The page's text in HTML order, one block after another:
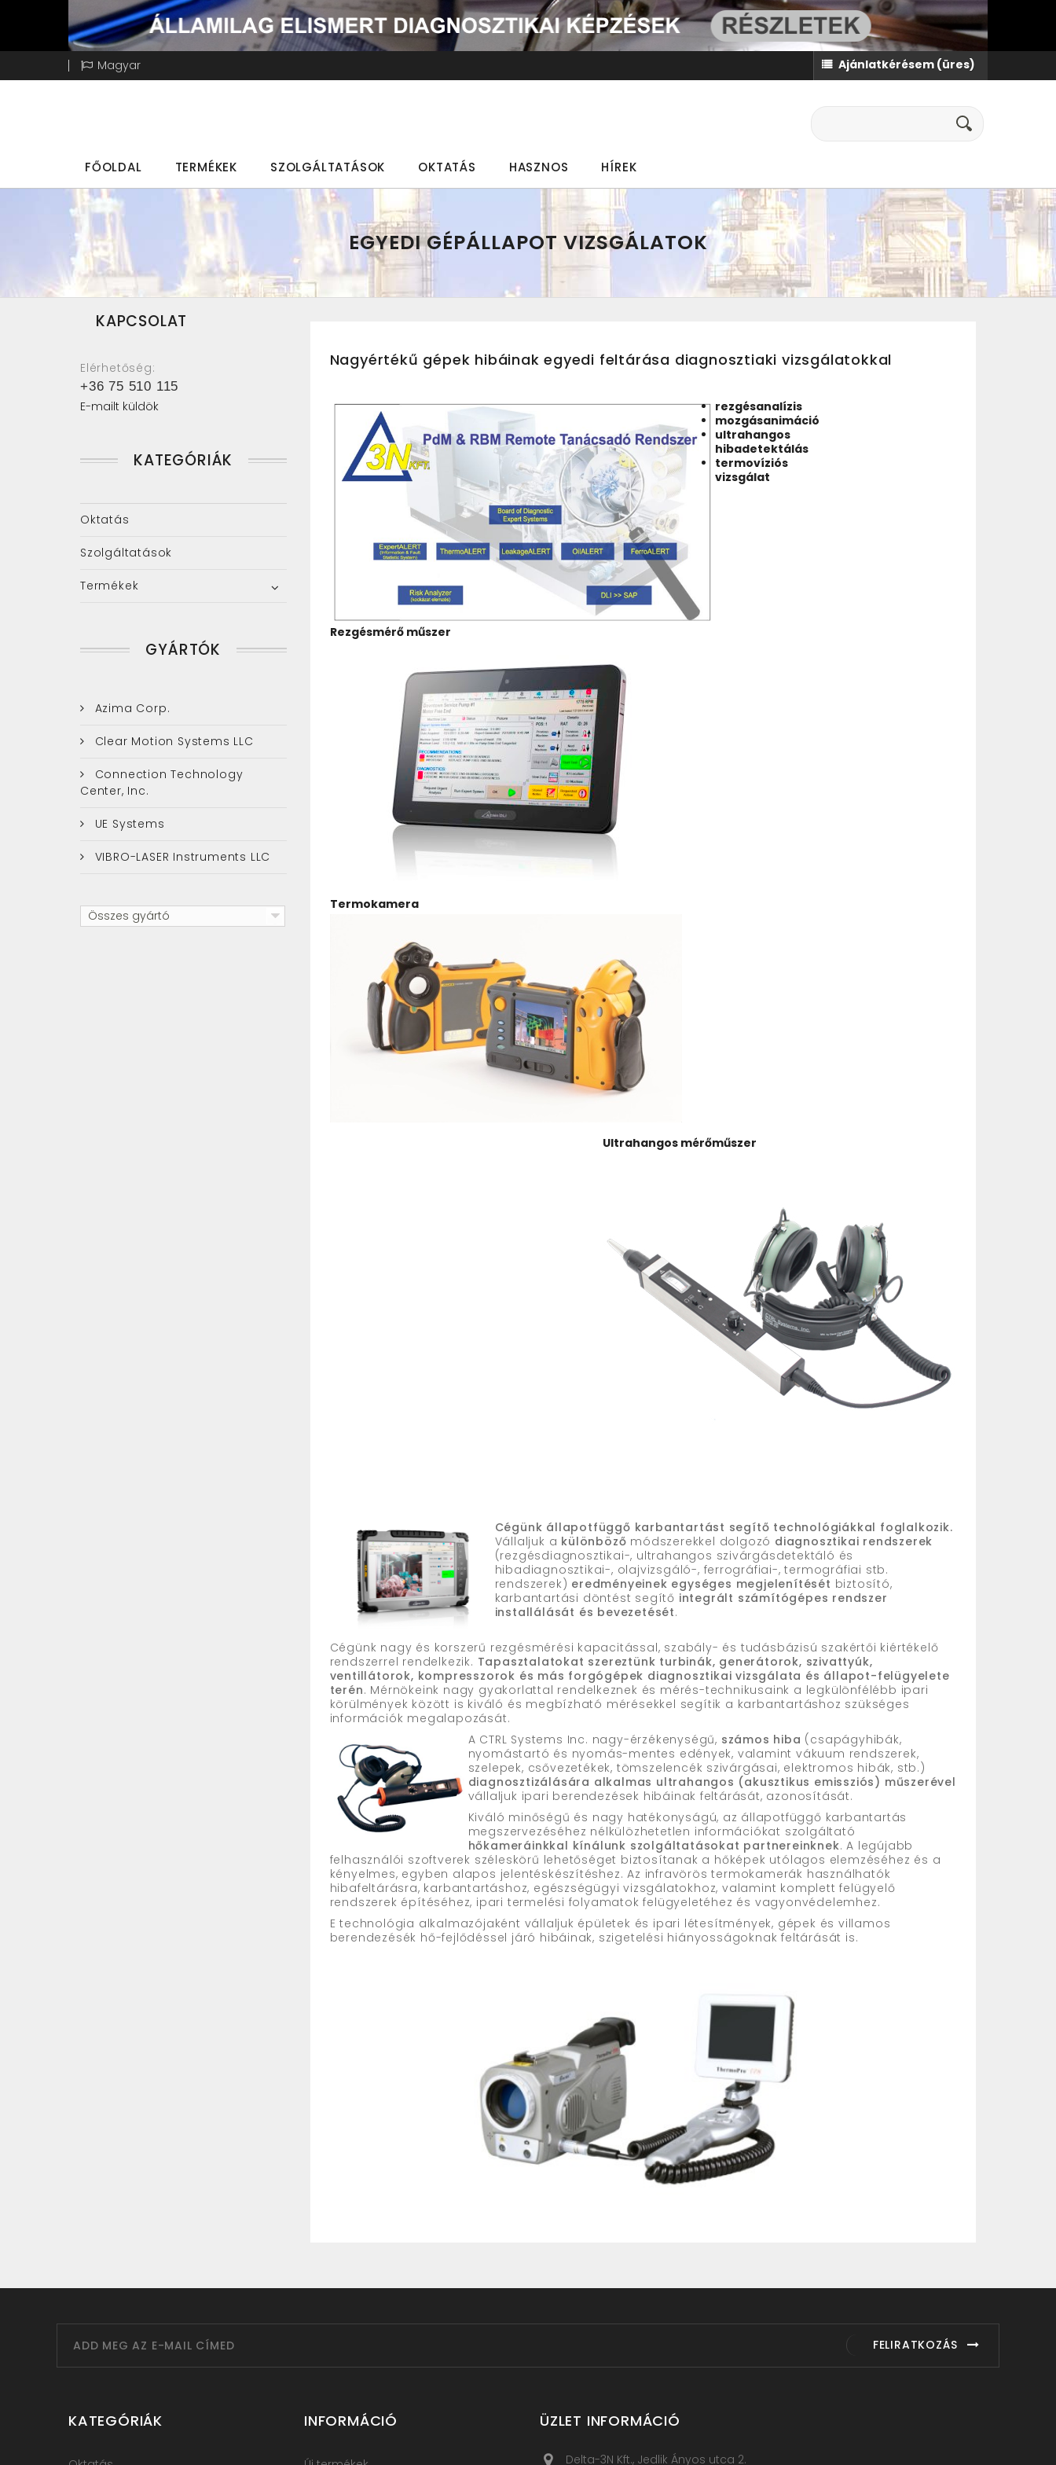
Magyar Ajánlatkérésem (üres)
FŐOLDAL TERMÉKEK SZOLGÁLTATÁSOK OKTATÁS HASZNOS HÍREK
EGYEDI GÉPÁLLAPOT VIZSGÁLATOK
KAPCSOLAT
Elérhetőség:
+36 75 510 115
E-mailt küldök
KATEGÓRIÁK
Oktatás
Szolgáltatások
Termékek
GYÁRTÓK
Azima Corp.
Clear Motion Systems LLC
Connection Technology
Center, Inc.
UE Systems
VIBRO-LASER Instruments LLC
Összes gyártó
Nagyértékű gépek hibáinak egyedi feltárása diagnosztiaki vizsgálatokkal
rezgésanalízis
mozgásanimáció
ultrahangos
hibadetektálás
termovíziós
vizsgálat
Rezgésmérő műszer
Termokamera
Ultrahangos mérőműszer
Cégünk állapotfüggő karbantartást segítő technológiákkal foglalkozik.
Vállaljuk a különböző módszerekkel dolgozó diagnosztikai rendszerek
(rezgésdiagnosztikai-, ultrahangos szivárgásdetektáló és
hibadiagnosztikai-, olajvizsgáló-, ferrográfiai-, termográfiai stb.
rendszerek) eredményeinek egységes megjelenítését biztosító,
karbantartási döntést segítő integrált számítógépes rendszer
installálását és bevezetését.
Cégünk nagy és korszerű rezgésmérési kapacitással, szabály- és tudásbázisú szakértői kiértékelő
rendszerrel rendelkezik. Tapasztalatokat szereztünk turbinák, generátorok, szivattyúk,
ventillátorok, kompresszorok és más forgógépek diagnosztikai vizsgálata és állapot-felügyelete
terén. Mérnökeink nagy gyakorlattal rendelkeznek és mérés-technikusaink a legkülönfélébb ipari
körülmények között is kiváló és megbízható mérésekkel segítik a karbantartáshoz szükséges
információk megalapozását.
A CTRL Systems Inc. nagy-érzékenységű, számos hiba (csapágyhibák,
nyomástartó és nyomás-mentes edények, valamint vákuum rendszerek,
szelepek, csővezetékek, tömszelencék szivárgásai, elektromos hibák, stb.)
diagnosztizálására alkalmas ultrahangos (akusztikus emissziós) műszerével
vállaljuk ipari berendezések hibáinak feltárását, azonosítását.
Kiváló minőségű és nagy hatékonyságú, az állapotfüggő karbantartás
megszervezéséhez nélkülözhetetlen információkat szolgáltató
hőkameráinkkal kínálunk szolgáltatásokat partnereinknek. A legújabb
felhasználói szoftverek széleskörű lehetőséget biztosítanak a hőképek utólagos elemzéséhez és a
kényelmes, egyben alapos jelentéskészítéshez. Az infravörös termokamerák használhatók
hibafeltárásra, karbantartáshoz, egészségügyi vizsgálatokhoz, valamint komplett felügyelő
rendszerek építéséhez, ipari termelési folyamatok felügyeletéhez és vagyonvédelemhez.
E technológia alkalmazójaként vállaljuk épületek és ipari létesítmények, gépek és villamos
berendezésék hő-fejlődéssel járó hibáinak, szigetelési hiányosságoknak feltárását is.
FELIRATKOZÁS
KATEGÓRIÁK INFORMÁCIÓ ÜZLET INFORMÁCIÓ
Delta-3N Kft., Jedlik Ányos utca 2.